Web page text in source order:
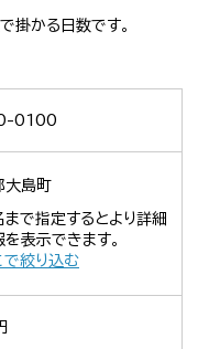
掛かる日数です。
0100
大島町
で指定するとより詳細
表示できます。
で絞り込む